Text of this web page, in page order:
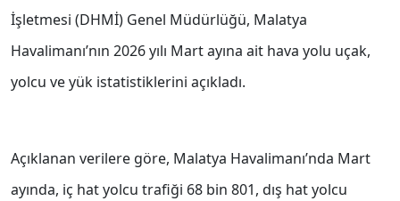
İşletmesi (DHMİ) Genel Müdürlüğü, Malatya
Havalimanı’nın 2026 yılı Mart ayına ait hava yolu uçak,
yolcu ve yük istatistiklerini açıkladı.
Açıklanan verilere göre, Malatya Havalimanı’nda Mart
ayında, iç hat yolcu trafiği 68 bin 801, dış hat yolcu